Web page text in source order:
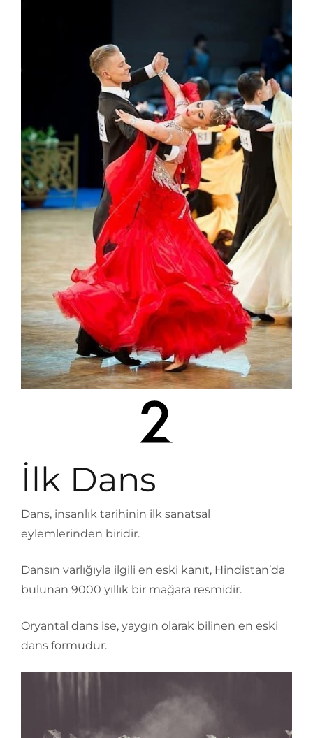
İlk Dans
Dans, insanlık tarihinin ilk sanatsal
eylemlerinden biridir.
Dansın varlığıyla ilgili en eski kanıt, Hindistan’da
bulunan 9000 yıllık bir mağara resmidir.
Oryantal dans ise, yaygın olarak bilinen en eski
dans formudur.